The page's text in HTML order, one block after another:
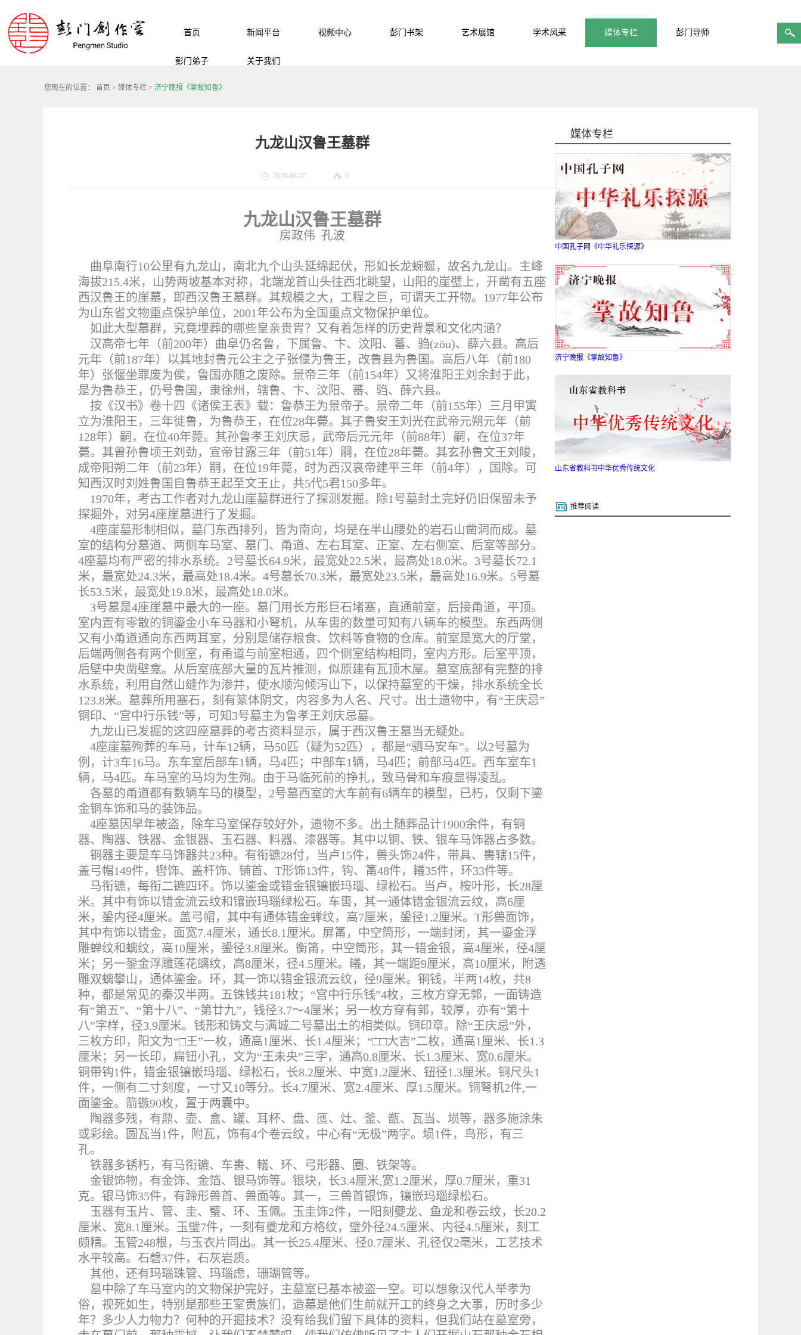
首页 新闻平台 视频中心 彭门书架 艺术展馆 学术风采 媒体专栏 彭门导师
彭门弟子 关于我们
您现在的位置： 首页 > 媒体专栏 > 济宁晚报《掌故知鲁》
九龙山汉鲁王墓群
2026-08-07 0
九龙山汉鲁王墓群
房政伟 孔波
曲阜南行10公里有九龙山，南北九个山头延绵起伏，形如长龙蜿蜒，故名九龙山。主峰
海拔215.4米，山势两坡基本对称，北端龙首山头往西北眺望，山阳的崖壁上，开凿有五座
西汉鲁王的崖墓，即西汉鲁王墓群。其规模之大，工程之巨，可谓天工开物。1977年公布
为山东省文物重点保护单位，2001年公布为全国重点文物保护单位。
如此大型墓群，究竟埋葬的哪些皇亲贵胄？又有着怎样的历史背景和文化内涵？
汉高帝七年（前200年）曲阜仍名鲁，下属鲁、卞、汶阳、蕃、驺(zōu)、薛六县。高后
元年（前187年）以其地封鲁元公主之子张偃为鲁王，改鲁县为鲁国。高后八年（前180
年）张偃坐罪废为侯，鲁国亦随之废除。景帝三年（前154年）又将淮阳王刘余封于此，
是为鲁恭王，仍号鲁国，隶徐州，辖鲁、卞、汶阳、蕃、驺、薛六县。
按《汉书》卷十四《诸侯王表》载：鲁恭王为景帝子。景帝二年（前155年）三月甲寅
立为淮阳王，三年徙鲁，为鲁恭王，在位28年薨。其子鲁安王刘光在武帝元朔元年（前
128年）嗣，在位40年薨。其孙鲁孝王刘庆忌，武帝后元元年（前88年）嗣，在位37年
薨。其曾孙鲁顷王刘劲，宣帝甘露三年（前51年）嗣，在位28年薨。其玄孙鲁文王刘睃，
成帝阳朔二年（前23年）嗣，在位19年薨，时为西汉哀帝建平三年（前4年），国除。可
知西汉时刘姓鲁国自鲁恭王起至文王止，共5代5君150多年。
1970年，考古工作者对九龙山崖墓群进行了探测发掘。除1号墓封土完好仍旧保留未予
探掘外，对另4座崖墓进行了发掘。
4座崖墓形制相似，墓门东西排列，皆为南向，均是在半山腰处的岩石山凿洞而成。墓
室的结构分墓道、两侧车马室、墓门、甬道、左右耳室、正室、左右侧室、后室等部分。
4座墓均有严密的排水系统。2号墓长64.9米，最宽处22.5米，最高处18.0米。3号墓长72.1
米，最宽处24.3米，最高处18.4米。4号墓长70.3米，最宽处23.5米，最高处16.9米。5号墓
长53.5米，最宽处19.8米，最高处18.0米。
3号墓是4座崖墓中最大的一座。墓门用长方形巨石堵塞，直通前室，后接甬道，平顶。
室内置有零散的铜鎏金小车马器和小弩机，从车軎的数量可知有八辆车的模型。东西两侧
又有小甬道通向东西两耳室，分别是储存粮食、饮料等食物的仓库。前室是宽大的厅堂，
后端两侧各有两个侧室，有甬道与前室相通，四个侧室结构相同，室内方形。后室平顶，
后壁中央凿壁龛。从后室底部大量的瓦片推测，似原建有瓦顶木屋。墓室底部有完整的排
水系统，利用自然山缝作为渗井，使水顺沟倾泻山下，以保持墓室的干燥，排水系统全长
123.8米。墓葬所用塞石，刻有篆体阴文，内容多为人名、尺寸。出土遗物中，有“王庆忌”
铜印、“宫中行乐钱”等，可知3号墓主为鲁孝王刘庆忌墓。
九龙山已发掘的这四座墓葬的考古资料显示，属于西汉鲁王墓当无疑处。
4座崖墓殉葬的车马，计车12辆，马50匹（疑为52匹），都是“驷马安车”。以2号墓为
例，计3车16马。东车室后部车1辆，马4匹；中部车1辆，马4匹；前部马4匹。西车室车1
辆，马4匹。车马室的马均为生殉。由于马临死前的挣扎，致马骨和车痕显得凌乱。
各墓的甬道都有数辆车马的模型，2号墓西室的大车前有6辆车的模型，已朽，仅剩下鎏
金铜车饰和马的装饰品。
4座墓因早年被盗，除车马室保存较好外，遗物不多。出土随葬品计1900余件，有铜
器、陶器、铁器、金银器、玉石器、料器、漆器等。其中以铜、铁、银车马饰器占多数。
铜器主要是车马饰器共23种。有衔镳28付，当卢15件，兽头饰24件，带具、軎辖15件，
盖弓帽149件，辔饰、盖杆饰、铺首、T形饰13件，钩、筩48件，轙35件，环33件等。
马衔镳，每衔二镳四环。饰以鎏金或错金银镶嵌玛瑙、绿松石。当卢，桉叶形，长28厘
米。其中有饰以错金流云纹和镶嵌玛瑙绿松石。车軎，其一通体错金银流云纹，高6厘
米，銎内径4厘米。盖弓帽，其中有通体错金蝉纹，高7厘米，銎径1.2厘米。T形兽面饰，
其中有饰以错金，面宽7.4厘米，通长8.1厘米。屏筩，中空筒形，一端封闭，其一鎏金浮
雕蝉纹和螭纹，高10厘米，銎径3.8厘米。衡筩，中空筒形，其一错金银，高4厘米，径4厘
米；另一銎金浮雕莲花螭纹，高8厘米，径4.5厘米。轙，其一端距9厘米，高10厘米，附透
雕双螭攀山，通体鎏金。环，其一饰以错金银流云纹，径9厘米。铜钱，半两14枚，共8
种，都是常见的秦汉半两。五铢钱共181枚；“宫中行乐钱”4枚，三枚方穿无郭，一面铸造
有“第五”、“第十八”、“第廿九”，钱径3.7～4厘米；另一枚方穿有郭，较厚，亦有“第十
八”字样，径3.9厘米。钱形和铸文与满城二号墓出土的相类似。铜印章。除“王庆忌”外，
三枚方印，阳文为“□王”一枚，通高1厘米、长1.4厘米；“□□大吉”二枚，通高1厘米、长1.3
厘米；另一长印，扁钮小孔，文为“王未央”三字，通高0.8厘米、长1.3厘米、宽0.6厘米。
铜带钩1件，错金银镶嵌玛瑙、绿松石，长8.2厘米、中宽1.2厘米、钮径1.3厘米。铜尺头1
件，一侧有二寸刻度，一寸又10等分。长4.7厘米、宽2.4厘米、厚1.5厘米。铜弩机2件,一
面鎏金。箭镞90枚，置于两囊中。
陶器多残，有鼎、壶、盒、罐、耳杯、盘、匜、灶、釜、甑、瓦当、埙等，器多施涂朱
或彩绘。圆瓦当1件，附瓦，饰有4个卷云纹，中心有“无极”两字。埙1件，鸟形，有三
孔。
铁器多锈朽，有马衔镳、车軎、轙、环、弓形器、圈、铁架等。
金银饰物，有金饰、金箔、银马饰等。银块，长3.4厘米,宽1.2厘米，厚0.7厘米，重31
克。银马饰35件，有蹄形兽首、兽面等。其一，三兽首银饰，镶嵌玛瑙绿松石。
玉器有玉片、管、圭、璧、环、玉佩。玉圭饰2件，一阳刻夔龙、鱼龙和卷云纹，长20.2
厘米、宽8.1厘米。玉璧7件，一刻有夔龙和方格纹，璧外径24.5厘米、内径4.5厘米，刻工
颇精。玉管248根，与玉衣片同出。其一长25.4厘米、径0.7厘米、孔径仅2毫米，工艺技术
水平较高。石磬37件，石灰岩质。
其他，还有玛瑙珠管、玛瑙虑，珊瑚管等。
墓中除了车马室内的文物保护完好，主墓室已基本被盗一空。可以想象汉代人举孝为
俗，视死如生，特别是那些王室贵族们，造墓是他们生前就开工的终身之大事，历时多少
年？多少人力物力？何种的开掘技术？没有给我们留下具体的资料，但我们站在墓室旁，
媒体专栏
中国孔子网《中华礼乐探源》
济宁晚报《掌故知鲁》
山东省教科书中华优秀传统文化
推荐阅读